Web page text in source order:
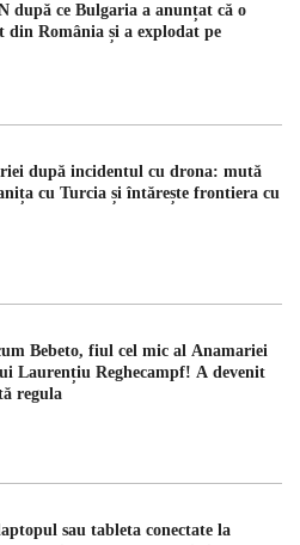
după ce Bulgaria a anunțat că o
din România și a explodat pe
după incidentul cu drona: mută
cu Turcia și întărește frontiera cu
Bebeto, fiul cel mic al Anamariei
Laurențiu Reghecampf! A devenit
regula
sau tableta conectate la